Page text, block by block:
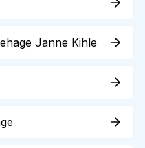
Janne Kihle